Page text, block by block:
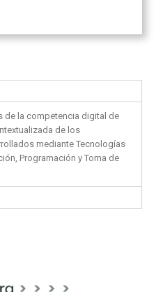
de la competencia digital de
de los
mediante Tecnologías
Programación y Toma de